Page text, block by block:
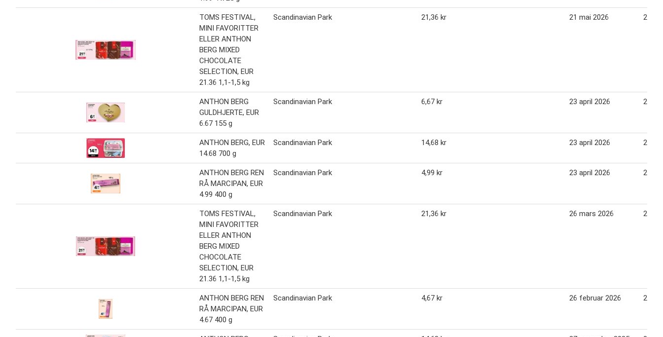
TOMS FESTIVAL,
MINI FAVORITTER
ELLER ANTHON
BERG MIXED
CHOCOLATE
SELECTION, EUR
21.36 1,1-1,5 kg
Scandinavian Park 21,36 kr 21 mai 2026 24
ANTHON BERG
GULDHJERTE, EUR
6.67 155 g
Scandinavian Park 6,67 kr 23 april 2026 20
ANTHON BERG, EUR
14.68 700 g
Scandinavian Park 14,68 kr 23 april 2026 20
ANTHON BERG REN
RÅ MARCIPAN, EUR
4.99 400 g
Scandinavian Park 4,99 kr 23 april 2026 20
TOMS FESTIVAL,
MINI FAVORITTER
ELLER ANTHON
BERG MIXED
CHOCOLATE
SELECTION, EUR
21.36 1,1-1,5 kg
Scandinavian Park 21,36 kr 26 mars 2026 22
ANTHON BERG REN
RÅ MARCIPAN, EUR
4.67 400 g
Scandinavian Park 4,67 kr 26 februar 2026 25